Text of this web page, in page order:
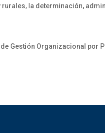
la determinación,
Gestión Organizacional por